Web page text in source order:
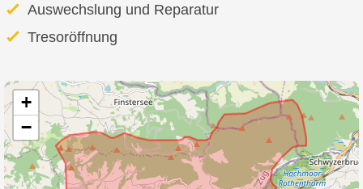
Auswechslung und Reparatur
Tresoröffnung
+
−